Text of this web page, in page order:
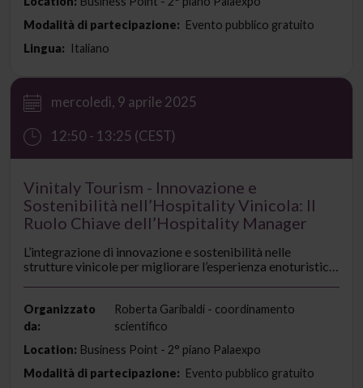
settore.
Modalità di partecipazione: Evento pubblico gratuito
Lingua: Italiano
mercoledì, 9 aprile 2025
12:50 - 13:25 (CEST)
Vinitaly Tourism - Innovazione e
Sostenibilità nell’Hospitality Vinicola: Il
Ruolo Chiave dell’Hospitality Manager
L’integrazione di innovazione e sostenibilità nelle
strutture vinicole per migliorare l’esperienza enoturistica.
sul ruolo emergente dell’hospitality manager:
formazione, competenze e impatto sull’esperienza del
innovative adottate dalle imprese leader del settore.
Organizzato
da:
Roberta Garibaldi - coordinamento
scientifico
Location: Business Point - 2° piano Palaexpo
Modalità di partecipazione: Evento pubblico gratuito